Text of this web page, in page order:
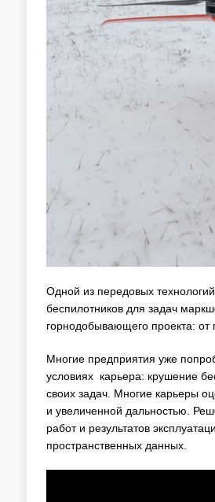
Одной из передовых
беспилотников для задач
горнодобывающего проекта: от
Многие предприятия уже
условиях карьера: крушение
своих задач. Многие карьеры
и увеличенной дальностью.
работ и результатов
пространственных данных.